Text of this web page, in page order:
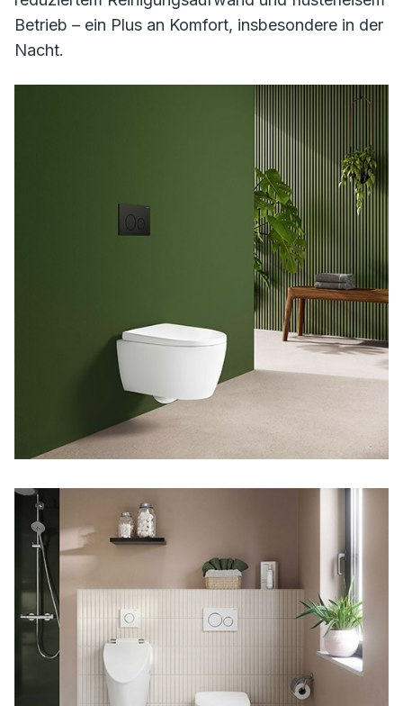
Betrieb – ein Plus an Komfort, insbesondere in der
Nacht.